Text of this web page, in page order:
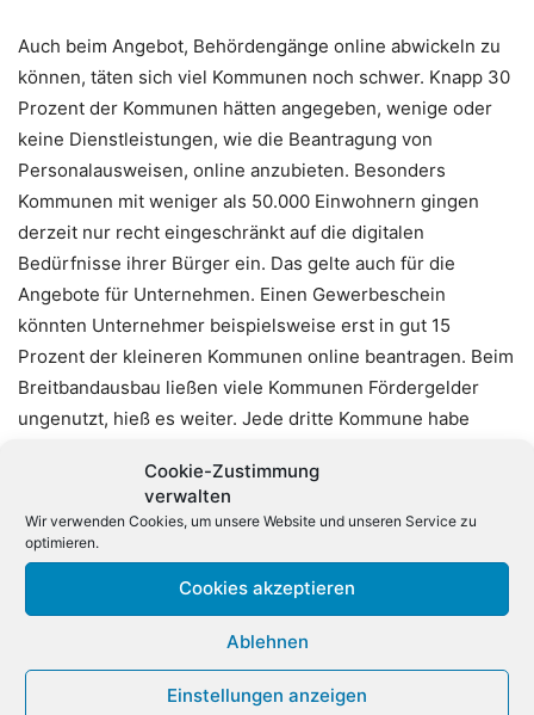
Cookie-Zustimmung
verwalten
Wir verwenden Cookies, um unsere Website und unseren Service zu
optimieren.
Cookies akzeptieren
Ablehnen
Einstellungen anzeigen
Auch beim Angebot, Behördengänge online abwickeln zu
können, täten sich viel Kommunen noch schwer. Knapp 30
Prozent der Kommunen hätten angegeben, wenige oder
keine Dienstleistungen, wie die Beantragung von
Personalausweisen, online anzubieten. Besonders
Kommunen mit weniger als 50.000 Einwohnern gingen
derzeit nur recht eingeschränkt auf die digitalen
Bedürfnisse ihrer Bürger ein. Das gelte auch für die
Angebote für Unternehmen. Einen Gewerbeschein
könnten Unternehmer beispielsweise erst in gut 15
Prozent der kleineren Kommunen online beantragen. Beim
Breitbandausbau ließen viele Kommunen Fördergelder
ungenutzt, hieß es weiter. Jede dritte Kommune habe
teilzunehmen. «Wenn eine Kommune die Fördergelder
nicht abruft, ist möglicherweise das Förderverfahren zu
kompliziert», vermutet Gürkan Ünlü vom TÜV Rheinland.
Sogar 60 Prozent der an der Umfrage beteiligten
Kommunen nähmen Förderangebote für
Verkehrsleitsysteme, etwa bei der Parkplatzsuche, derzeit
nicht in Anspruch. Die Kommunen investierten in digitale
Technologien, wenn sie dadurch «vergleichsweise schnell